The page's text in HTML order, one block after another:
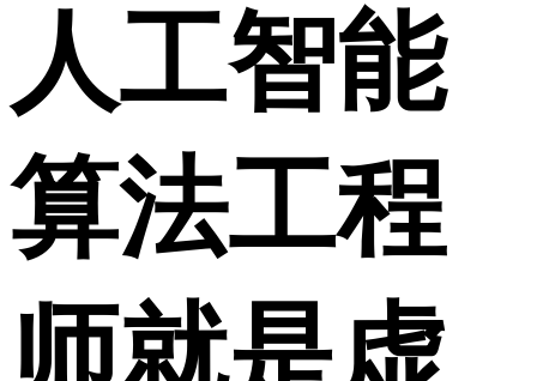
人工智能
算法工程
师就是虚